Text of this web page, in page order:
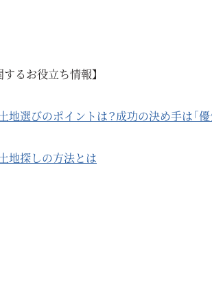
するお役立ち情報】
地選びのポイントは？成功の決め手は「優
地探しの方法とは